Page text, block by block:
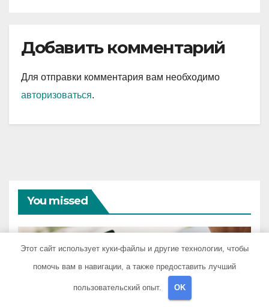
Добавить комментарий
Для отправки комментария вам необходимо
авторизоваться.
You missed
АВТОРУБРИКА
Советы и приемы при
Этот сайт использует куки-файлы и другие технологии, чтобы
помочь вам в навигации, а также предоставить лучший
пользовательский опыт. OK